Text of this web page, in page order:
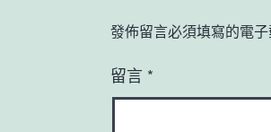
發佈留言必須填寫的電
留言 *